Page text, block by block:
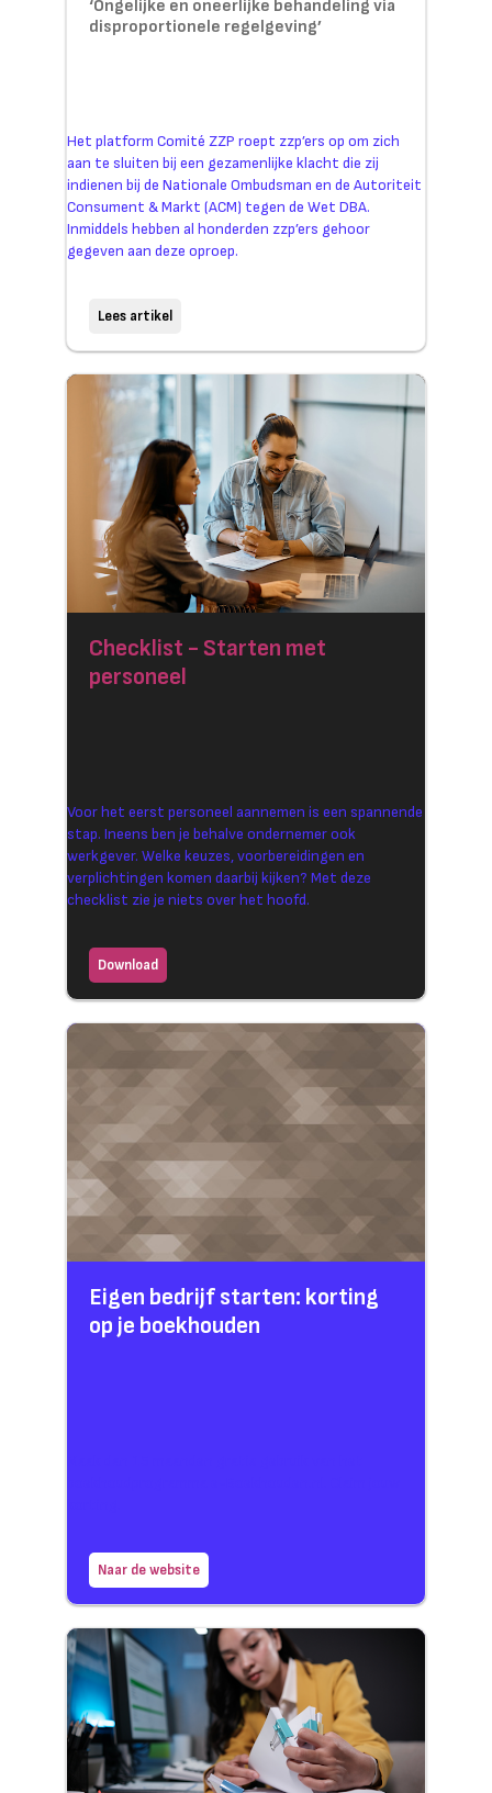
‘Ongelijke en oneerlijke behandeling via
disproportionele regelgeving’
Het platform Comité ZZP roept zzp’ers op om zich
aan te sluiten bij een gezamenlijke klacht die zij
indienen bij de Nationale Ombudsman en de Autoriteit
Consument & Markt (ACM) tegen de Wet DBA.
Inmiddels hebben al honderden zzp’ers gehoor
gegeven aan deze oproep.
Lees artikel
Checklist - Starten met
personeel
Voor het eerst personeel aannemen is een spannende
stap. Ineens ben je behalve ondernemer ook
werkgever. Welke keuzes, voorbereidingen en
verplichtingen komen daarbij kijken? Met deze
checklist zie je niets over het hoofd.
Download
Eigen bedrijf starten: korting
op je boekhouden
Naar de website